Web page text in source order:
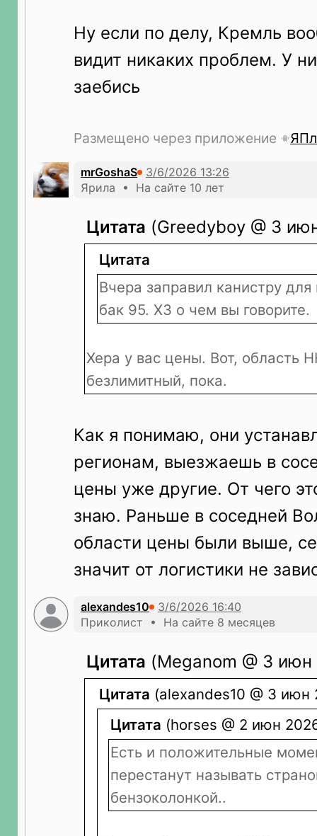
Ну если по делу, Кремль
видит никаких проблем. У
заебись
Размещено через приложение
mrGoshaS
Ярила • На сайте 10 лет
Цитата (Greedyboy @ 3
Цитата
Вчера заправил канистру
бак 95. ХЗ о чем вы говорите.
Хера у вас цены. Вот, область
безлимитный, пока.
Как я понимаю, они
регионам, выезжаешь в
цены уже другие. От чего
знаю. Раньше в соседней
области цены были выше,
значит от логистики не
alexandes10
Приколист • На сайте 8 месяцев
Цитата (Meganom @ 3
Цитата (alexandes10 @ 3 июн
Цитата (horses @ 2 июн
Есть и положительные
перестанут называть
бензоколонкой..